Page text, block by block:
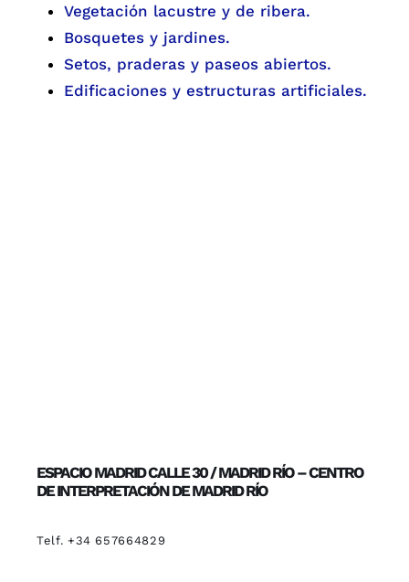
Vegetación lacustre y de ribera.
Bosquetes y jardines.
Setos, praderas y paseos abiertos.
Edificaciones y estructuras artificiales.
ESPACIO MADRID CALLE 30 / MADRID RÍO – CENTRO
DE INTERPRETACIÓN DE MADRID RÍO
Telf. +34 657664829